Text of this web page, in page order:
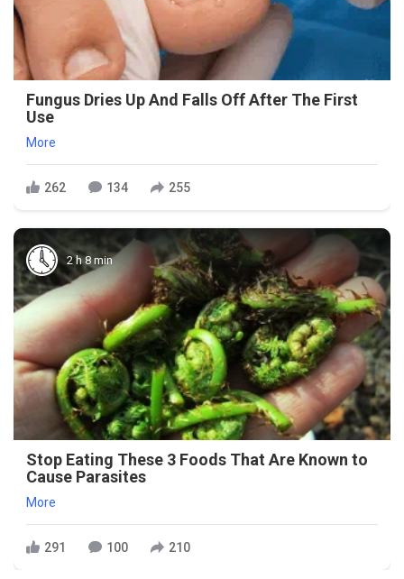
Fungus Dries Up And Falls Off After The First
Use
More
262 134 255
2 h 8 min
Stop Eating These 3 Foods That Are Known to
Cause Parasites
More
291 100 210